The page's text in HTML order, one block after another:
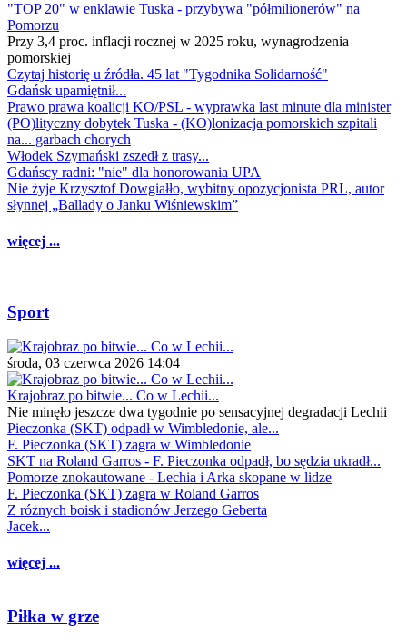
"TOP 20" w enklawie Tuska - przybywa "półmilionerów" na
Pomorzu
Przy 3,4 proc. inflacji rocznej w 2025 roku, wynagrodzenia
pomorskiej
Czytaj historię u źródła. 45 lat "Tygodnika Solidarność"
Gdańsk upamiętnił...
Prawo prawa koalicji KO/PSL - wyprawka last minute dla minister
(PO)lityczny dobytek Tuska - (KO)lonizacja pomorskich szpitali
na... garbach chorych
Włodek Szymański zszedł z trasy...
Gdańscy radni: "nie" dla honorowania UPA
Nie żyje Krzysztof Dowgiałło, wybitny opozycjonista PRL, autor
słynnej „Ballady o Janku Wiśniewskim”
więcej ...
Sport
środa, 03 czerwca 2026 14:04
Krajobraz po bitwie... Co w Lechii...
Nie minęło jeszcze dwa tygodnie po sensacyjnej degradacji Lechii
Pieczonka (SKT) odpadł w Wimbledonie, ale...
F. Pieczonka (SKT) zagra w Wimbledonie
SKT na Roland Garros - F. Pieczonka odpadł, bo sędzia ukradł...
Pomorze znokautowane - Lechia i Arka skopane w lidze
F. Pieczonka (SKT) zagra w Roland Garros
Z różnych boisk i stadionów Jerzego Geberta
Jacek...
więcej ...
Piłka w grze